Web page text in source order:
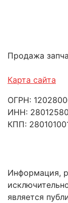
Продажа
Карта сайта
ОГРН:
ИНН:
КПП:
Информация,
является